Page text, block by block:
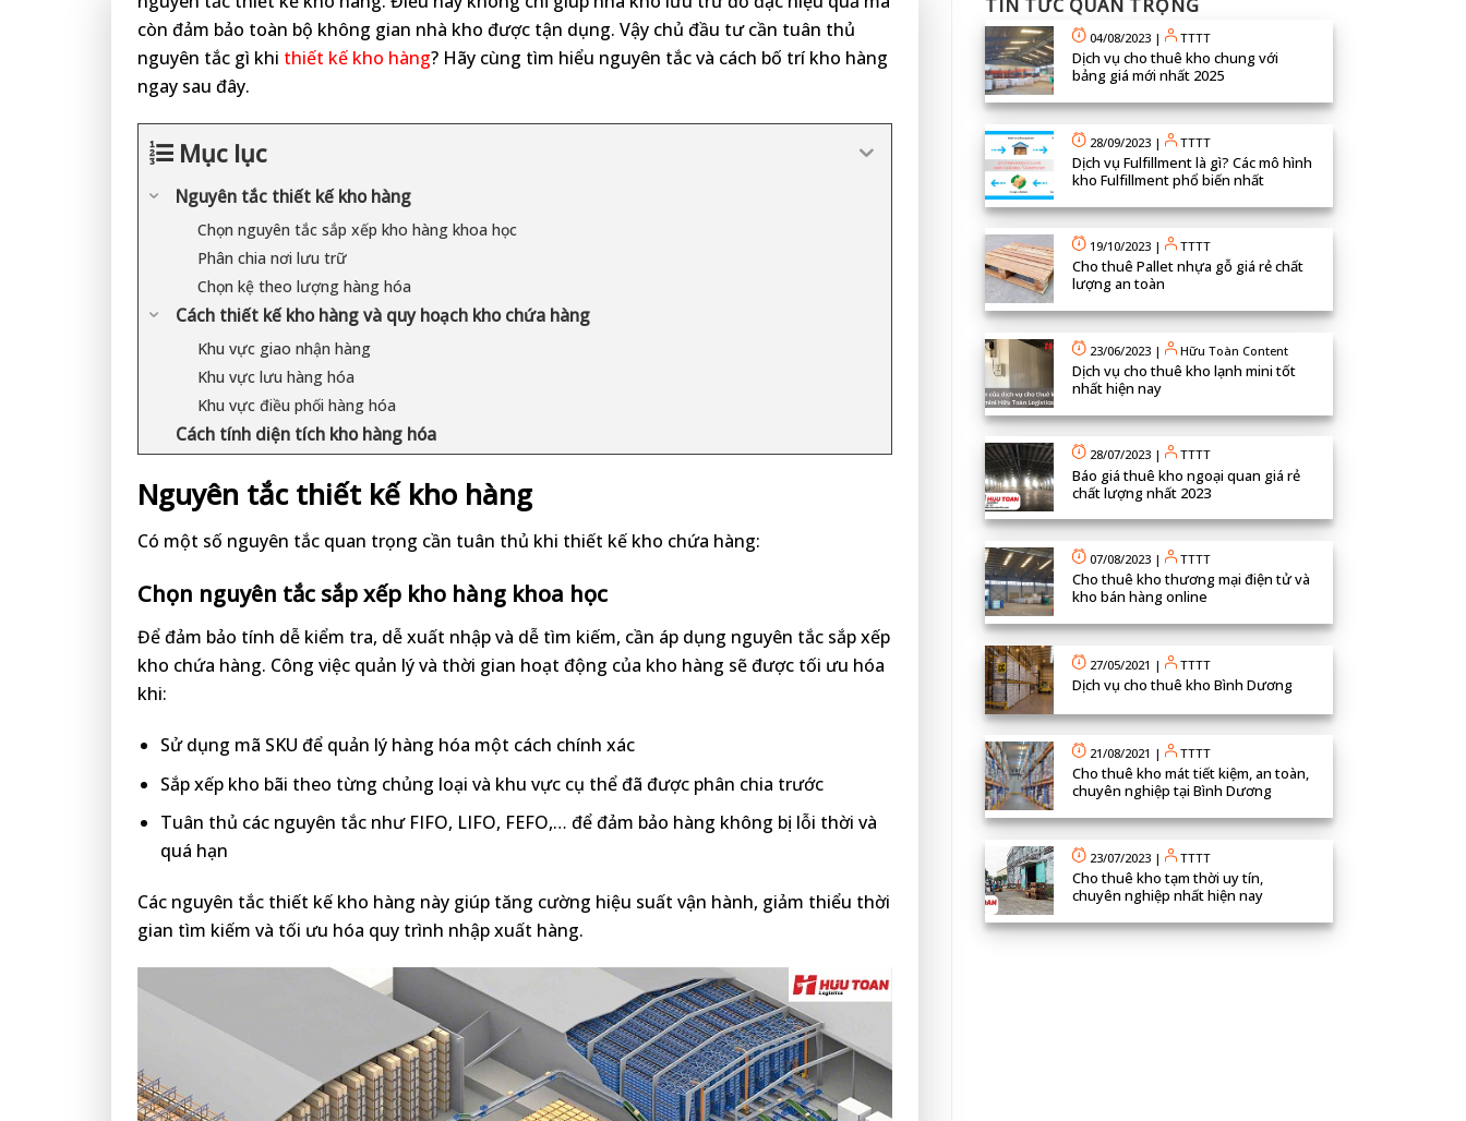
còn đảm bảo toàn bộ không gian nhà kho được tận dụng. Vậy chủ đầu tư cần tuân thủ
nguyên tắc gì khi thiết kế kho hàng? Hãy cùng tìm hiểu nguyên tắc và cách bố trí kho hàng
ngay sau đây.
Mục lục
Nguyên tắc thiết kế kho hàng
Chọn nguyên tắc sắp xếp kho hàng khoa học
Phân chia nơi lưu trữ
Chọn kệ theo lượng hàng hóa
Cách thiết kế kho hàng và quy hoạch kho chứa hàng
Khu vực giao nhận hàng
Khu vực lưu hàng hóa
Khu vực điều phối hàng hóa
Cách tính diện tích kho hàng hóa
Nguyên tắc thiết kế kho hàng
Có một số nguyên tắc quan trọng cần tuân thủ khi thiết kế kho chứa hàng:
Chọn nguyên tắc sắp xếp kho hàng khoa học
Để đảm bảo tính dễ kiểm tra, dễ xuất nhập và dễ tìm kiếm, cần áp dụng nguyên tắc sắp xếp
kho chứa hàng. Công việc quản lý và thời gian hoạt động của kho hàng sẽ được tối ưu hóa
khi:
Sử dụng mã SKU để quản lý hàng hóa một cách chính xác
Sắp xếp kho bãi theo từng chủng loại và khu vực cụ thể đã được phân chia trước
Tuân thủ các nguyên tắc như FIFO, LIFO, FEFO,… để đảm bảo hàng không bị lỗi thời và
quá hạn
Các nguyên tắc thiết kế kho hàng này giúp tăng cường hiệu suất vận hành, giảm thiểu thời
gian tìm kiếm và tối ưu hóa quy trình nhập xuất hàng.
TIN TỨC QUAN TRỌNG
04/08/2023 | TTTT
Dịch vụ cho thuê kho chung với
bảng giá mới nhất 2025
28/09/2023 | TTTT
Dịch vụ Fulfillment là gì? Các mô hình
kho Fulfillment phổ biến nhất
19/10/2023 | TTTT
Cho thuê Pallet nhựa gỗ giá rẻ chất
lượng an toàn
23/06/2023 | Hữu Toàn Content
Dịch vụ cho thuê kho lạnh mini tốt
nhất hiện nay
28/07/2023 | TTTT
Báo giá thuê kho ngoại quan giá rẻ
chất lượng nhất 2023
07/08/2023 | TTTT
Cho thuê kho thương mại điện tử và
kho bán hàng online
27/05/2021 | TTTT
Dịch vụ cho thuê kho Bình Dương
21/08/2021 | TTTT
Cho thuê kho mát tiết kiệm, an toàn,
chuyên nghiệp tại Bình Dương
23/07/2023 | TTTT
Cho thuê kho tạm thời uy tín,
chuyên nghiệp nhất hiện nay